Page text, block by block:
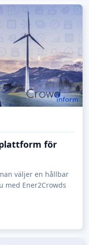
för
väljer en hållbar
Ener2Crowds